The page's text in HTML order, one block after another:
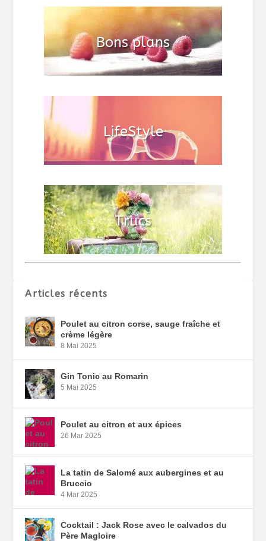
Articles récents
Poulet au citron corse, sauge fraîche et
crème légère
8 Mai 2025
Gin Tonic au Romarin
5 Mai 2025
Poulet au citron et aux épices
26 Mar 2025
La tatin de Salomé aux aubergines et au
Bruccio
4 Mar 2025
Cocktail : Jack Rose avec le calvados du
Père Magloire